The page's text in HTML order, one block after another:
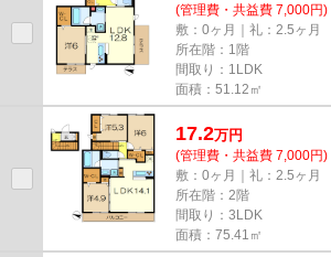
(管理費・共益費 7,000円)
敷：0ヶ月｜礼：2.5ヶ月
所在階：1階
間取り：1LDK
面積：51.12㎡
17.2万円
(管理費・共益費 7,000円)
敷：0ヶ月｜礼：2.5ヶ月
所在階：2階
間取り：3LDK
面積：75.41㎡